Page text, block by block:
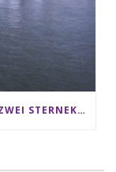
EXCELLENCE GOURMETFESTIVAL ´25: ZWEI STERNEKÖCHE ANTONIO GUIDA & DARIO MORESCO VERWÖHNEN IHRE GÄSTE AUF EINER LUXERIÖSEN SCHIFFSREISE